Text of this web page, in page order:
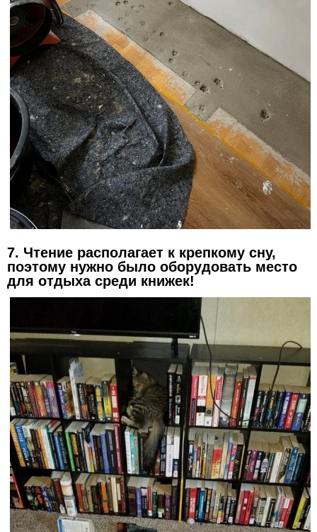
7. Чтение располагает к крепкому сну,
поэтому нужно было оборудовать место
для отдыха среди книжек!